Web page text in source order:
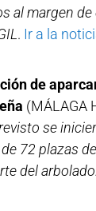
al margen de
. Ir a la
de
(MÁLAGA
se
72 plazas de
del arbolado.